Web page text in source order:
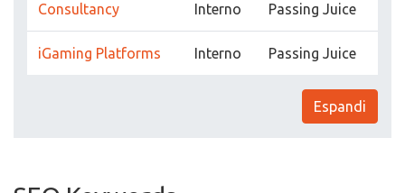
Consultancy Interno Passing Juice
iGaming Platforms Interno Passing Juice
Espandi